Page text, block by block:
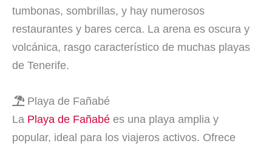
tumbonas, sombrillas, y hay numerosos
restaurantes y bares cerca. La arena es oscura y
volcánica, rasgo característico de muchas playas
de Tenerife.
Playa de Fañabé
La Playa de Fañabé es una playa amplia y
popular, ideal para los viajeros activos. Ofrece